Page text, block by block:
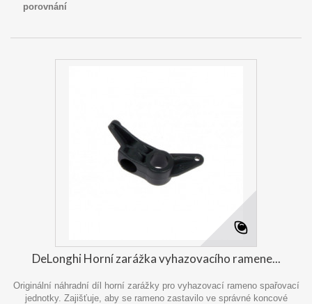
porovnání
DeLonghi Horní zarážka vyhazovacího ramene...
Originální náhradní díl horní zarážky pro vyhazovací rameno spařovací
jednotky. Zajišťuje, aby se rameno zastavilo ve správné koncové